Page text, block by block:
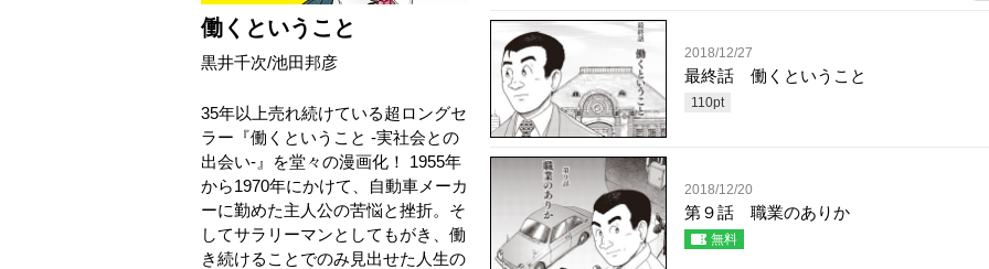
働くということ
黒井千次/池田邦彦
35年以上売れ続けている超ロングセ
ラー『働くということ -実社会との
出会い-』を堂々の漫画化！ 1955年
から1970年にかけて、自動車メーカ
ーに勤めた主人公の苦悩と挫折。そ
してサラリーマンとしてもがき、働
き続けることでのみ見出せた人生の
2018/12/27
最終話 働くということ
110pt
2018/12/20
第９話 職業のありか
無料